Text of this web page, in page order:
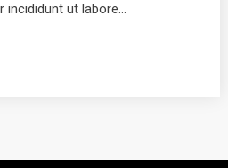
incididunt ut labore…